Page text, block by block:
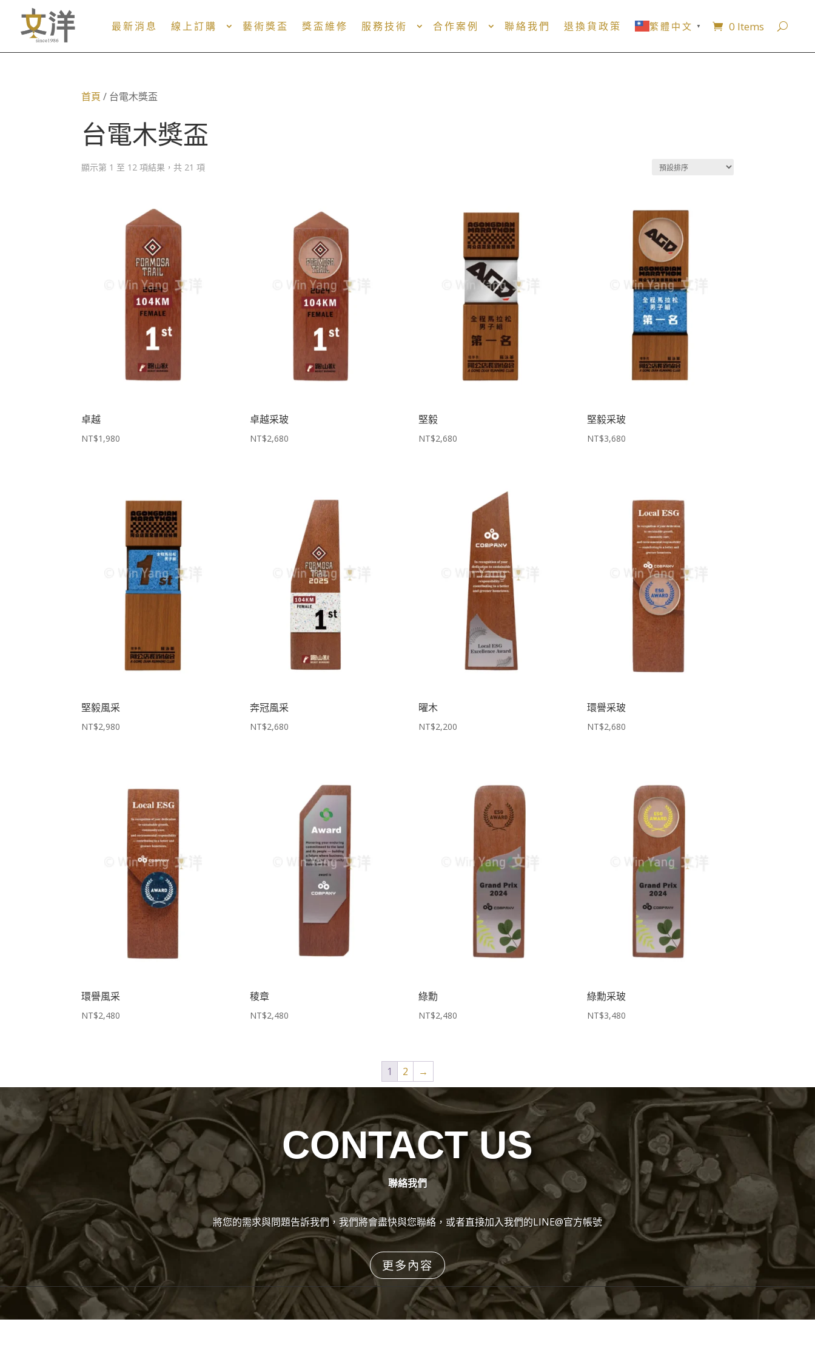
最新消息 線上訂購 藝術獎盃 獎盃維修 服務技術 合作案例 聯絡我們 退換貨政策 繁體中文 ▼ 0 Items
首頁 / 台電木獎盃
台電木獎盃
顯示第 1 至 12 項結果，共 21 項
卓越
NT$1,980
卓越采玻
NT$2,680
堅毅
NT$2,680
堅毅采玻
NT$3,680
堅毅風采
NT$2,980
奔冠風采
NT$2,680
曜木
NT$2,200
環譽采玻
NT$2,680
環譽風采
NT$2,480
稜章
NT$2,480
綠勳
NT$2,480
綠勳采玻
NT$3,480
1 2 →
CONTACT US
聯絡我們
將您的需求與問題告訴我們，我們將會盡快與您聯絡，或者直接加入我們的LINE@官方帳號
更多內容